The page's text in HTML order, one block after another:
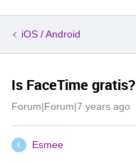
iOS / Android
Is FaceTime gratis?
Forum|Forum|7 years ago
E Esmee